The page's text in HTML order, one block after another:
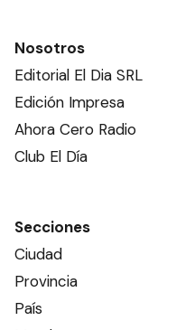
Nosotros
Editorial El Dia SRL
Edición Impresa
Ahora Cero Radio
Club El Día
Secciones
Ciudad
Provincia
País